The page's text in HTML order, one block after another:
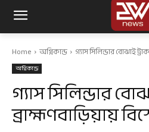
Home অগ্নিকান্ড গ্যাস সিলিন্ডার বোঝাই
অগ্নিকান্ড
গ্যাস সিলিন্ডার
ব্রাহ্মণবাড়িয়ায়